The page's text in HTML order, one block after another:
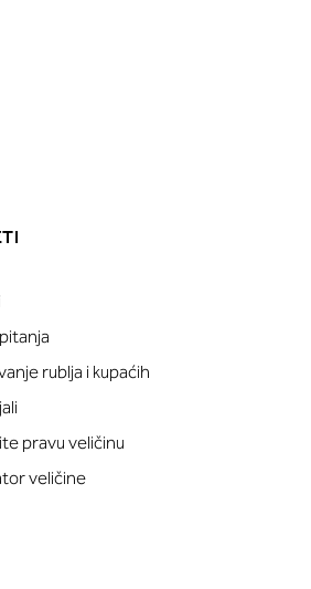
rublja i kupaćih
pravu veličinu
veličine